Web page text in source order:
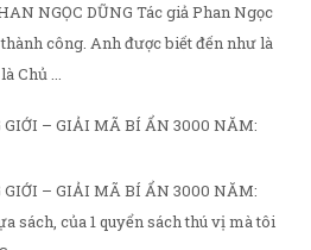
NGỌC DŨNG Tác giả Phan Ngọc
công. Anh được biết đến như là
Chủ ...
– GIẢI MÃ BÍ ẨN 3000 NĂM:
– GIẢI MÃ BÍ ẨN 3000 NĂM:
sách, của 1 quyển sách thú vị mà tôi